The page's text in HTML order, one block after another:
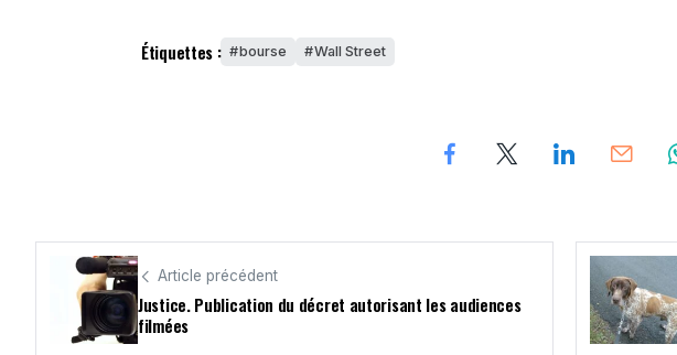
Étiquettes : bourse Wall Street
Article précédent
Justice. Publication du décret autorisant les audiences
filmées